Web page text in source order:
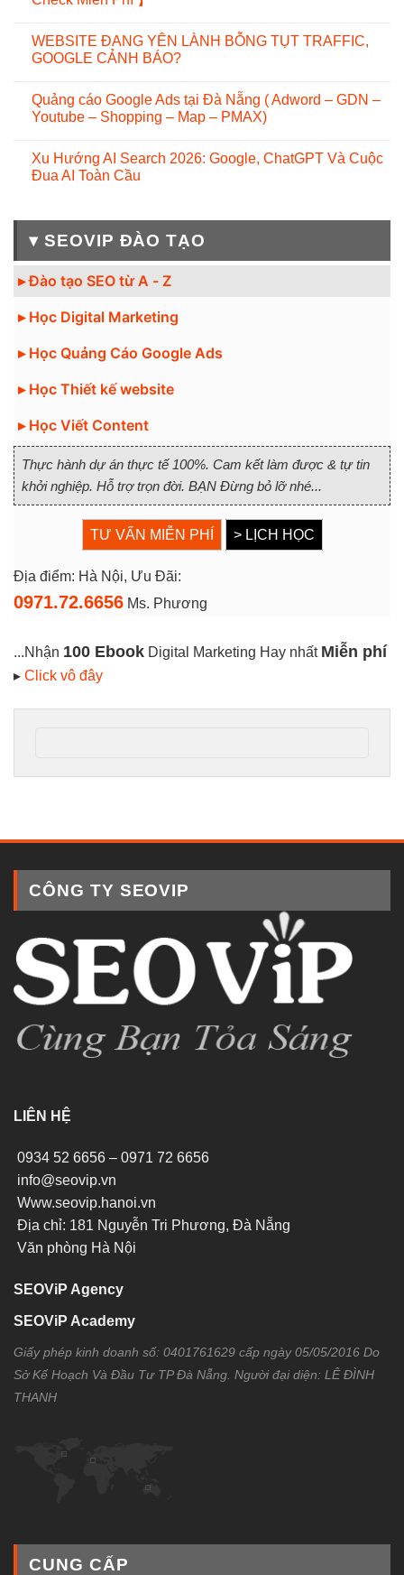
WEBSITE ĐANG YÊN LÀNH BỖNG TỤT TRAFFIC,
GOOGLE CẢNH BÁO?
Quảng cáo Google Ads tại Đà Nẵng ( Adword – GDN –
Youtube – Shopping – Map – PMAX)
Xu Hướng AI Search 2026: Google, ChatGPT Và Cuộc
Đua AI Toàn Cầu
▾ SEOVIP ĐÀO TẠO
▸ Đào tạo SEO từ A - Z
▸ Học Digital Marketing
▸ Học Quảng Cáo Google Ads
▸ Học Thiết kế website
▸ Học Viết Content
Thực hành dự án thực tế 100%. Cam kết làm được & tự tin
khởi nghiệp. Hỗ trợ trọn đời. BẠN Đừng bỏ lỡ nhé...
TƯ VẤN MIỄN PHÍ > LỊCH HỌC
Địa điểm: Hà Nội, Ưu Đãi:
0971.72.6656 Ms. Phương
...Nhận 100 Ebook Digital Marketing Hay nhất Miễn phí
▸ Click vô đây
CÔNG TY SEOVIP
LIÊN HỆ
0934 52 6656 – 0971 72 6656
info@seovip.vn
Www.seovip.hanoi.vn
Địa chỉ: 181 Nguyễn Tri Phương, Đà Nẵng
Văn phòng Hà Nội
SEOViP Agency
SEOViP Academy
Giấy phép kinh doanh số: 0401761629 cấp ngày 05/05/2016 Do
Sở Kế Hoạch Và Đầu Tư TP Đà Nẵng. Người đại diện: LÊ ĐÌNH
THANH
CUNG CẤP